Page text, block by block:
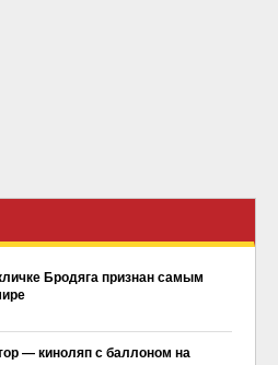
Бродяга признан самым
— киноляп с баллоном на